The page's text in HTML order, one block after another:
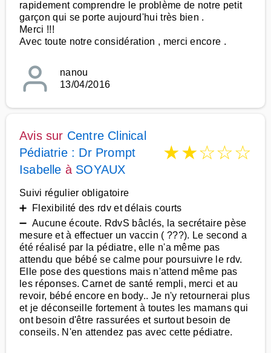
rapidement comprendre le problème de notre petit
garçon qui se porte aujourd'hui très bien .
Merci !!!
Avec toute notre considération , merci encore .
nanou
13/04/2016
Avis sur Centre Clinical
Pédiatrie : Dr Prompt
Isabelle à SOYAUX
★★☆☆☆
Suivi régulier obligatoire
➕ Flexibilité des rdv et délais courts
➖ Aucune écoute. RdvS bâclés, la secrétaire pèse
mesure et à effectuer un vaccin ( ???). Le second a
été réalisé par la pédiatre, elle n'a même pas
attendu que bébé se calme pour poursuivre le rdv.
Elle pose des questions mais n'attend même pas
les réponses. Carnet de santé rempli, merci et au
revoir, bébé encore en body.. Je n'y retournerai plus
et je déconseille fortement à toutes les mamans qui
ont besoin d'être rassurées et surtout besoin de
conseils. N'en attendez pas avec cette pédiatre.